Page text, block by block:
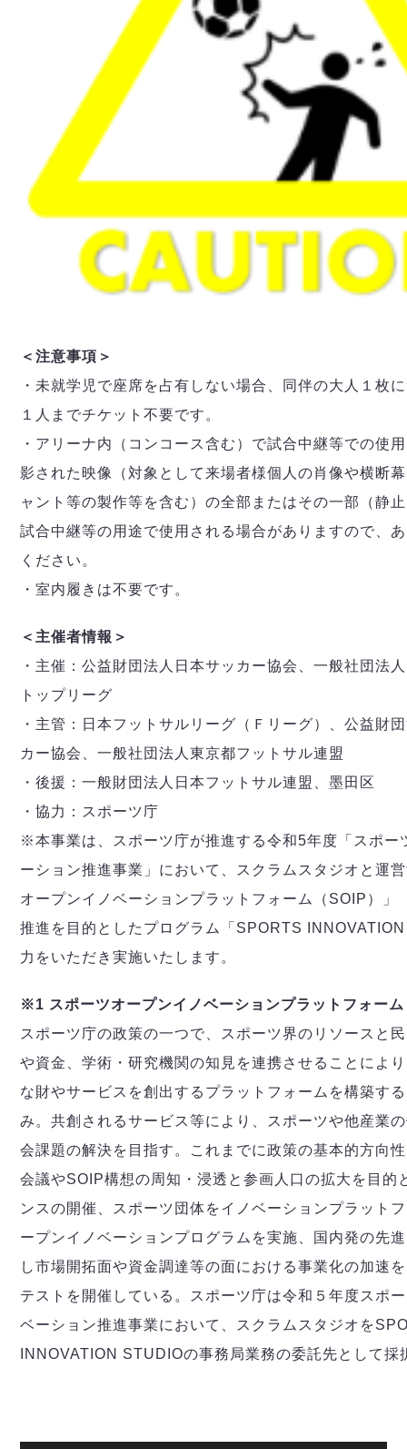
＜注意事項＞
・未就学児で座席を占有しない場合、同伴の大人１枚
１人までチケット不要です。
・アリーナ内（コンコース含む）で試合中継等での使
影された映像（対象として来場者様個人の肖像や横断
ャント等の製作等を含む）の全部またはその一部（静
試合中継等の用途で使用される場合がありますので、
ください。
・室内履きは不要です。
＜主催者情報＞
・主催：公益財団法人日本サッカー協会、一般社団法
トップリーグ
・主管：日本フットサルリーグ（Ｆリーグ）、公益財
カー協会、一般社団法人東京都フットサル連盟
・後援：一般財団法人日本フットサル連盟、墨田区
・協力：スポーツ庁
※本事業は、スポーツ庁が推進する令和5年度「スポー
ーション推進事業」において、スクラムスタジオと運
オープンイノベーションプラットフォーム（SOIP）
推進を目的としたプログラム「SPORTS
力をいただき実施いたします。
※1 スポーツオープンイノベーションプラットフォー
スポーツ庁の政策の一つで、スポーツ界のリソースと
や資金、学術・研究機関の知見を連携させることによ
な財やサービスを創出するプラットフォームを構築す
み。共創されるサービス等により、スポーツや他産業
会課題の解決を目指す。これまでに政策の基本的方向
会議やSOIP構想の周知・浸透と参画人口の拡大を目的
ンスの開催、スポーツ団体をイノベーションプラット
ープンイノベーションプログラムを実施、国内発の先
し市場開拓面や資金調達等の面における事業化の加速
テストを開催している。スポーツ庁は令和５年度スポ
ベーション推進事業において、スクラムスタジオを
INNOVATION STUDIOの事務局業務の委託先として採